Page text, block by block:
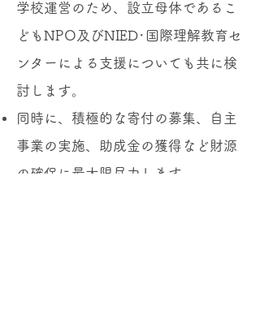
学校運営のため、設立母体であるこ
どもNPO及びNIED･国際理解教育セ
ンターによる支援についても共に検
討します。
同時に、積極的な寄付の募集、自主
事業の実施、助成金の獲得など財源
の確保に最大限尽力します。